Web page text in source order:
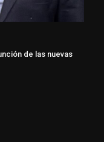
de las nuevas